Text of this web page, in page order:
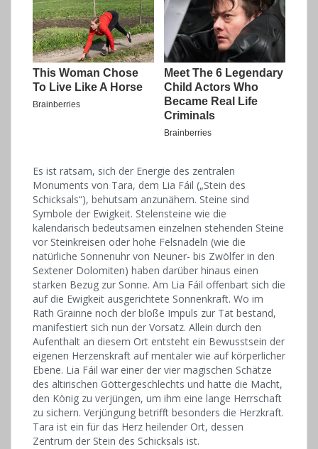
Es ist ratsam, sich der Energie des zentralen
Monuments von Tara, dem Lia Fáil („Stein des
Schicksals“), behutsam anzunähern. Steine sind
Symbole der Ewigkeit. Stelensteine wie die
kalendarisch bedeutsamen einzelnen stehenden Steine
vor Steinkreisen oder hohe Felsnadeln (wie die
natürliche Sonnenuhr von Neuner- bis Zwölfer in den
Sextener Dolomiten) haben darüber hinaus einen
starken Bezug zur Sonne. Am Lia Fáil offenbart sich die
auf die Ewigkeit ausgerichtete Sonnenkraft. Wo im
Rath Grainne noch der bloße Impuls zur Tat bestand,
manifestiert sich nun der Vorsatz. Allein durch den
Aufenthalt an diesem Ort entsteht ein Bewusstsein der
eigenen Herzenskraft auf mentaler wie auf körperlicher
Ebene. Lia Fáil war einer der vier magischen Schätze
des alt­irischen Göttergeschlechts und hatte die Macht,
den König zu verjüngen, um ihm eine lange Herrschaft
zu sichern. Verjüngung betrifft besonders die Herzkraft.
Tara ist ein für das Herz heilender Ort, dessen
Zentrum der Stein des Schicksals ist.